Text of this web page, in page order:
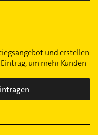
und erstellen
um mehr Kunden